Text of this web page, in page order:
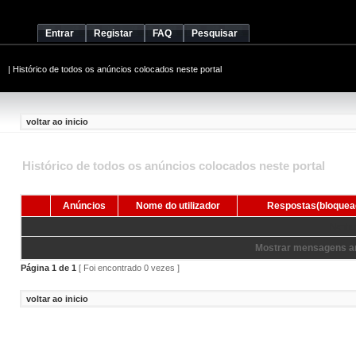
Entrar Registar FAQ Pesquisar
| Histórico de todos os anúncios colocados neste portal
voltar ao inicio
Histórico de todos os anúncios colocados neste portal
Anúncios Nome do utilizador
Mostrar mensagens
Página 1 de 1 [ Foi encontrado 0 vezes ]
voltar ao inicio